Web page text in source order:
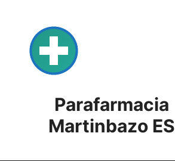
content
Parafarmacia
Martinbazo ES